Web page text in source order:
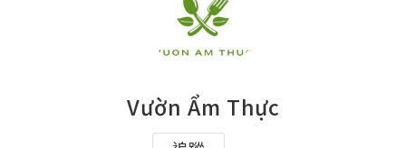
Vườn Ẩm Thực